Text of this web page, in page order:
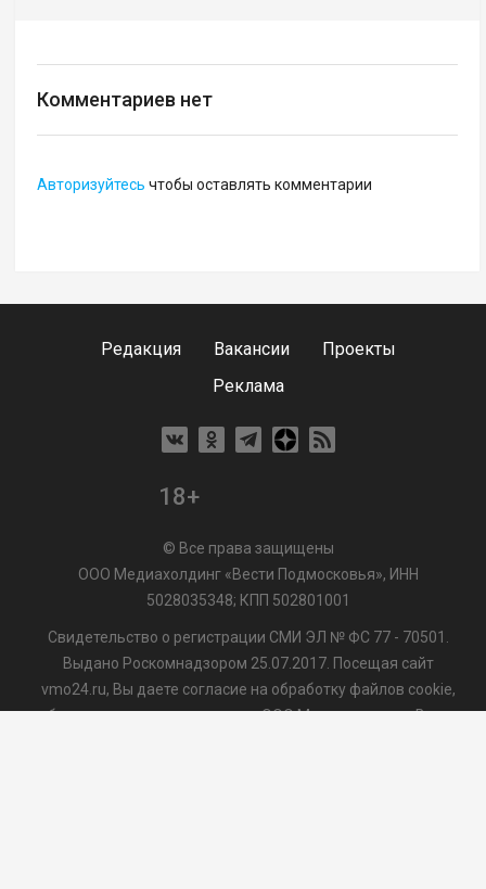
Комментариев нет
Авторизуйтесь чтобы оставлять комментарии
Редакция Вакансии
Проекты
Реклама
18+
© Все права защищены
ООО Медиахолдинг «Вести Подмосковья», ИНН
5028035348; КПП 502801001
Свидетельство о регистрации СМИ ЭЛ № ФС 77 - 70501.
Выдано Роскомнадзором 25.07.2017. Посещая сайт
vmo24.ru, Вы даете согласие на обработку файлов cookie,
сбор которых осуществляется ООО Медиахолдинг «Вести